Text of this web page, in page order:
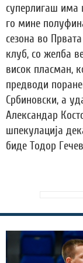
суперлигаш има
го мине
сезона во
клуб, со желба
висок пласман,
предводи
Србиновски, а
Александар
шпекулација
биде Тодор